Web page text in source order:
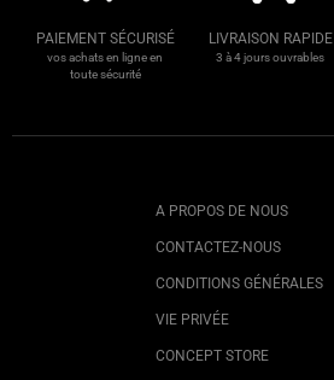
PAIEMENT SÉCURISÉ
vos achats en ligne en
toute sécurité
LIVRAISON RAPIDE
3 à 4 jours ouvrables
A PROPOS DE NOUS
CONTACTEZ-NOUS
CONDITIONS GÉNÉRALES
VIE PRIVÉE
CONCEPT STORE